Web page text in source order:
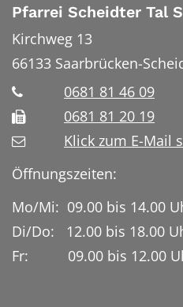
Pfarrei Scheidter Tal
Kirchweg 13
66133 Saarbrücken-
0681 81 46 09
0681 81 20 19
Klick zum E-Mail
Öffnungszeiten:
Mo/Mi: 09.00 bis 14.00
Di/Do: 12.00 bis 18.00
Fr: 09.00 bis 12.00